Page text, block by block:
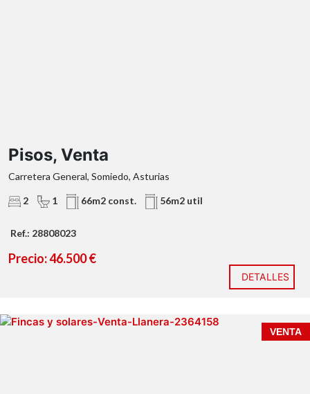
Pisos, Venta
Carretera General, Somiedo, Asturias
2 1 66m2 const. 56m2 util
Ref.: 28808023
Precio: 46.500 €
DETALLES
VENTA